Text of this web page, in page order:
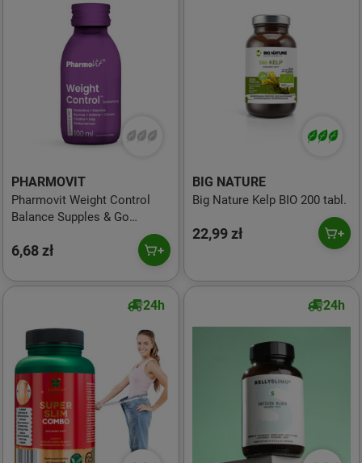
PHARMOVIT
Pharmovit Weight Control
Balance Supples & Go
100ml
6,68 zł
BIG NATURE
Big Nature Kelp BIO 200 tabl.
22,99 zł
24h 24h